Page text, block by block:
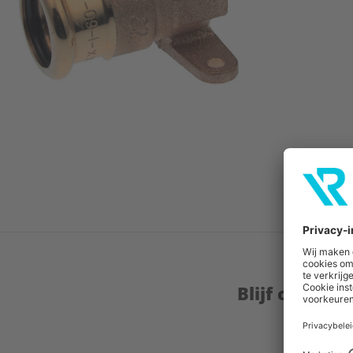
Blijf op de